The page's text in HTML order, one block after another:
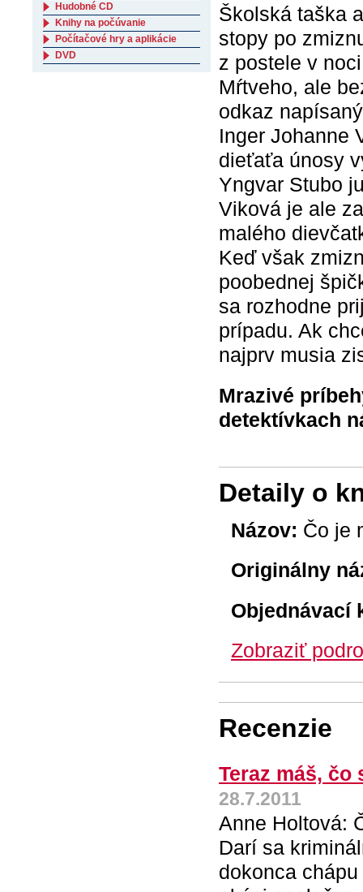
Školská taška
stopy po
z postele v
Mŕtveho, ale
odkaz
Inger Johanne
dieťaťa únosy
Yngvar Stubo
Viková je ale
malého
Keď však
poobednej
sa rozhodne
prípadu. Ak
najprv musia
Mrazivé
detektívkach
Detaily o
Názov: Čo je
Originálny
Objednávací
Zobraziť
Recenzie
Teraz máš, čo
28.7.2011
Anne Holtová:
Darí sa
dokonca
Hudobné CD
Knihy na počúvanie
Počítačové hry a aplikácie
DVD